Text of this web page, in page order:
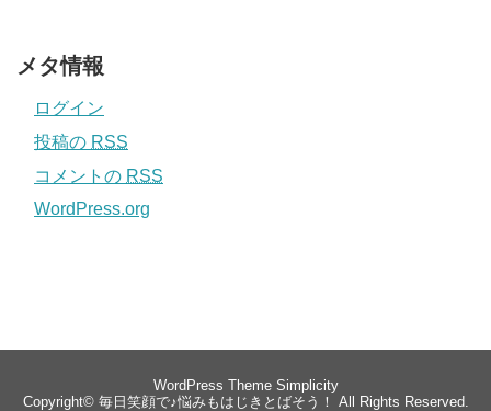
メタ情報
ログイン
投稿の RSS
コメントの RSS
WordPress.org
WordPress Theme Simplicity
Copyright© 毎日笑顔で♪悩みもはじきとばそう！ All Rights Reserved.